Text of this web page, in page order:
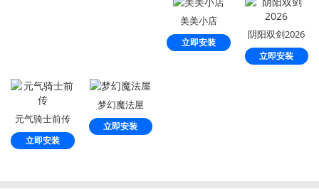
美美小店
立即安装
阴阳双剑2026
立即安装
元气骑士前传
立即安装
梦幻魔法屋
立即安装